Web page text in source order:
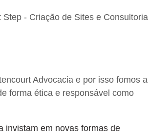
Advocacia e por isso fomos a
forma ética e responsável como
invistam em novas formas de